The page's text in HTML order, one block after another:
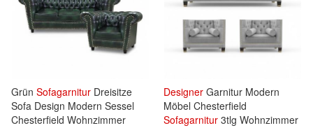
Grün Sofagarnitur Dreisitze
Sofa Design Modern Sessel
Chesterfield Wohnzimmer
Designer Garnitur Modern
Möbel Chesterfield
Sofagarnitur 3tlg Wohnzimmer